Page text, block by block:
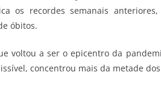
os recordes semanais
óbitos.
voltou a ser o epicentro da
concentrou mais da metade